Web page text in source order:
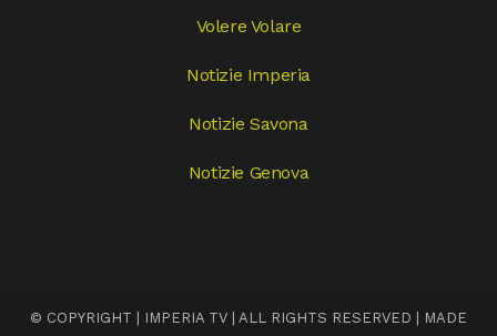
Volere Volare
Notizie Imperia
Notizie Savona
Notizie Genova
© COPYRIGHT | IMPERIA TV | ALL RIGHTS RESERVED | MADE